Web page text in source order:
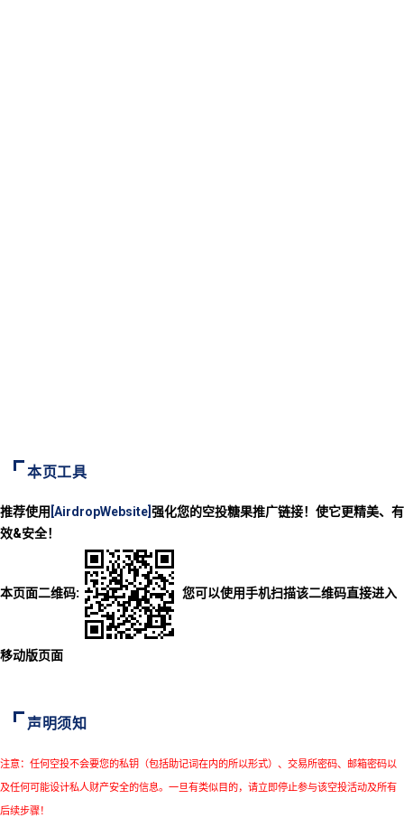
本页工具
推荐使用 [AirdropWebsite] 强化您的空投糖果推广链接！使它更精美、有
效&安全！
本页面二维码: 您可以使用手机扫描该二维码直接进入
移动版页面
声明须知
注意：任何空投不会要您的私钥（包括助记词在内的所以形式）、交易所密码、邮箱密码以
及任何可能设计私人财产安全的信息。一旦有类似目的，请立即停止参与该空投活动及所有
后续步骤！